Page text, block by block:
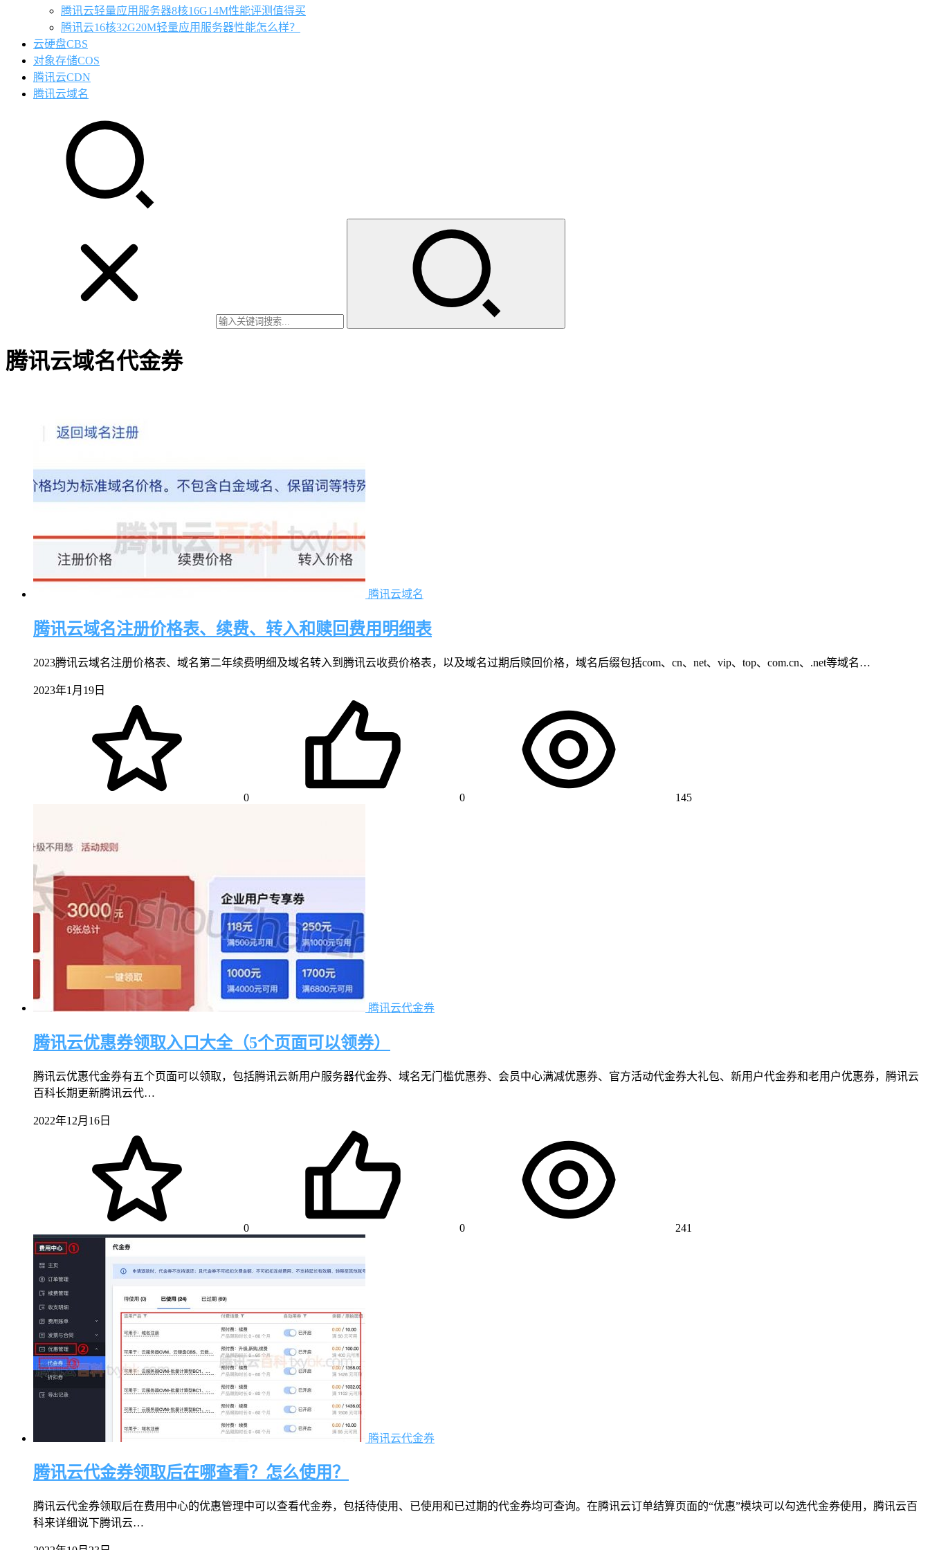
腾讯云轻量应用服务器8核16G14M性能评测值得买
腾讯云16核32G20M轻量应用服务器性能怎么样？
云硬盘CBS
对象存储COS
腾讯云CDN
腾讯云域名
腾讯云域名代金券
腾讯云域名
腾讯云域名注册价格表、续费、转入和赎回费用明细表
2023腾讯云域名注册价格表、域名第二年续费明细及域名转入到腾讯云收费价格表，以及域名过期后赎回价格，域名后缀包括com、cn、net、vip、top、com.cn、.net等域名…
2023年1月19日
0 0 145
腾讯云代金券
腾讯云优惠券领取入口大全（5个页面可以领券）
腾讯云优惠代金券有五个页面可以领取，包括腾讯云新用户服务器代金券、域名无门槛优惠券、会员中心满减优惠券、官方活动代金券大礼包、新用户代金券和老用户优惠券，腾讯云
百科长期更新腾讯云代…
2022年12月16日
0 0 241
腾讯云代金券
腾讯云代金券领取后在哪查看？怎么使用？
腾讯云代金券领取后在费用中心的优惠管理中可以查看代金券，包括待使用、已使用和已过期的代金券均可查询。在腾讯云订单结算页面的“优惠”模块可以勾选代金券使用，腾讯云百
科来详细说下腾讯云…